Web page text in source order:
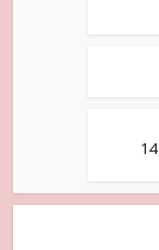
البسطيلة بالديك الرومي من شهيوات شميشة الجمعة 14